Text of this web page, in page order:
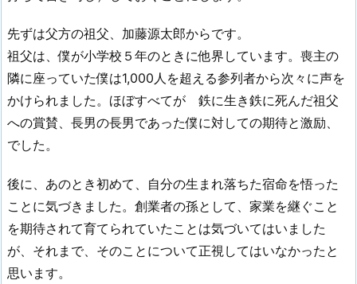
先ずは父方の祖父、加藤源太郎からです。
祖父は、僕が小学校５年のときに他界しています。喪主の
隣に座っていた僕は1,000人を超える参列者から次々に声を
かけられました。ほぼすべてが 鉄に生き鉄に死んだ祖父
への賞賛、長男の長男であった僕に対しての期待と激励、
でした。
後に、あのとき初めて、自分の生まれ落ちた宿命を悟った
ことに気づきました。創業者の孫として、家業を継ぐこと
を期待されて育てられていたことは気づいてはいました
が、それまで、そのことについて正視してはいなかったと
思います。